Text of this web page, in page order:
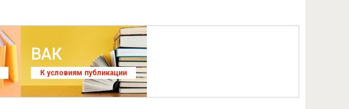
ВАК
К условиям публикации